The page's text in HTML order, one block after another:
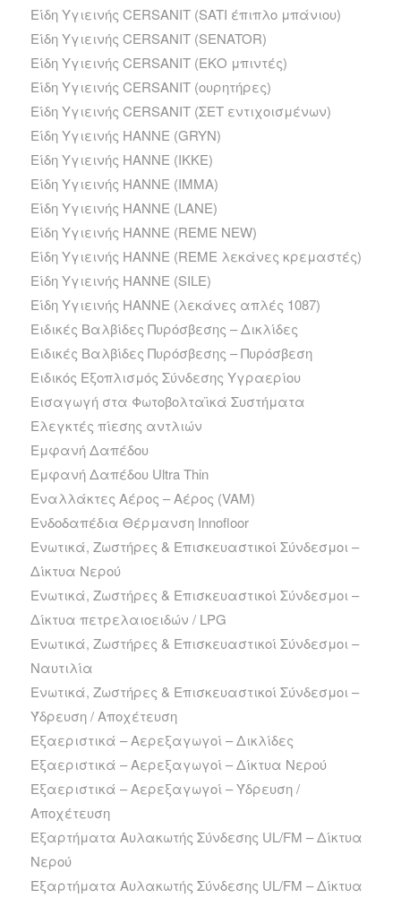
Είδη Υγιεινής CERSANIT (SATI έπιπλο μπάνιου)
Είδη Υγιεινής CERSANIT (SENATOR)
Είδη Υγιεινής CERSANIT (ΕΚΟ μπιντές)
Είδη Υγιεινής CERSANIT (ουρητήρες)
Είδη Υγιεινής CERSANIT (ΣΕΤ εντιχοισμένων)
Είδη Υγιεινής HANNE (GRYN)
Είδη Υγιεινής HANNE (IKKE)
Είδη Υγιεινής HANNE (IMMA)
Είδη Υγιεινής HANNE (LANE)
Είδη Υγιεινής HANNE (REME NEW)
Είδη Υγιεινής HANNE (REME λεκάνες κρεμαστές)
Είδη Υγιεινής HANNE (SILE)
Είδη Υγιεινής HANNE (λεκάνες απλές 1087)
Ειδικές Βαλβίδες Πυρόσβεσης – Δικλίδες
Ειδικές Βαλβίδες Πυρόσβεσης – Πυρόσβεση
Ειδικός Εξοπλισμός Σύνδεσης Υγραερίου
Εισαγωγή στα Φωτοβολταϊκά Συστήματα
Ελεγκτές πίεσης αντλιών
Εμφανή Δαπέδου
Εμφανή Δαπέδου Ultra Thin
Εναλλάκτες Αέρος – Αέρος (VAM)
Ενδοδαπέδια Θέρμανση Innofloor
Ενωτικά, Ζωστήρες & Επισκευαστικοί Σύνδεσμοι –
Δίκτυα Νερού
Ενωτικά, Ζωστήρες & Επισκευαστικοί Σύνδεσμοι –
Δίκτυα πετρελαιοειδών / LPG
Ενωτικά, Ζωστήρες & Επισκευαστικοί Σύνδεσμοι –
Ναυτιλία
Ενωτικά, Ζωστήρες & Επισκευαστικοί Σύνδεσμοι –
Ύδρευση / Αποχέτευση
Εξαεριστικά – Αερεξαγωγοί – Δικλίδες
Εξαεριστικά – Αερεξαγωγοί – Δίκτυα Νερού
Εξαεριστικά – Αερεξαγωγοί – Ύδρευση /
Αποχέτευση
Εξαρτήματα Αυλακωτής Σύνδεσης UL/FM – Δίκτυα
Νερού
Εξαρτήματα Αυλακωτής Σύνδεσης UL/FM – Δίκτυα